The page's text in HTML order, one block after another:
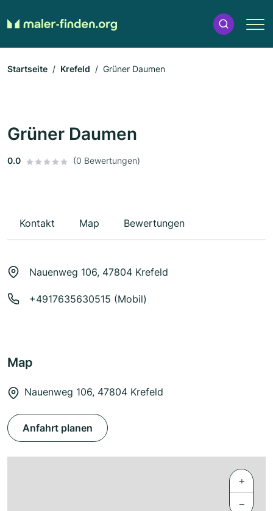
Startseite Krefeld Grüner Daumen
Grüner Daumen
0.0 (0 Bewertungen)
Kontakt Map Bewertungen
Nauenweg 106, 47804 Krefeld
+4917635630515 (Mobil)
Map
Nauenweg 106, 47804 Krefeld
Anfahrt planen
+
−